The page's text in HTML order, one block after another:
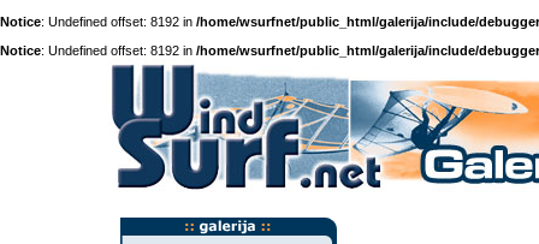
Notice: Undefined offset: 8192 in /home/wsurfnet/public_html/galerija/include/
Notice: Undefined offset: 8192 in /home/wsurfnet/public_html/galerija/include/